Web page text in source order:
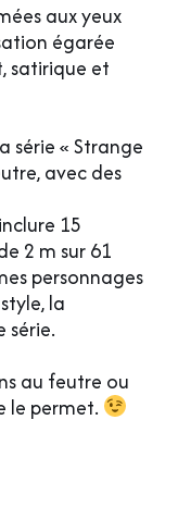
aux yeux
égarée
satirique et
série « Strange
avec des
15
2 m sur 61
personnages
la
série.
au feutre ou
le permet.